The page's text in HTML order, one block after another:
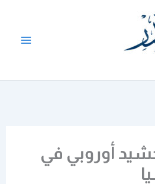
أوروبي في